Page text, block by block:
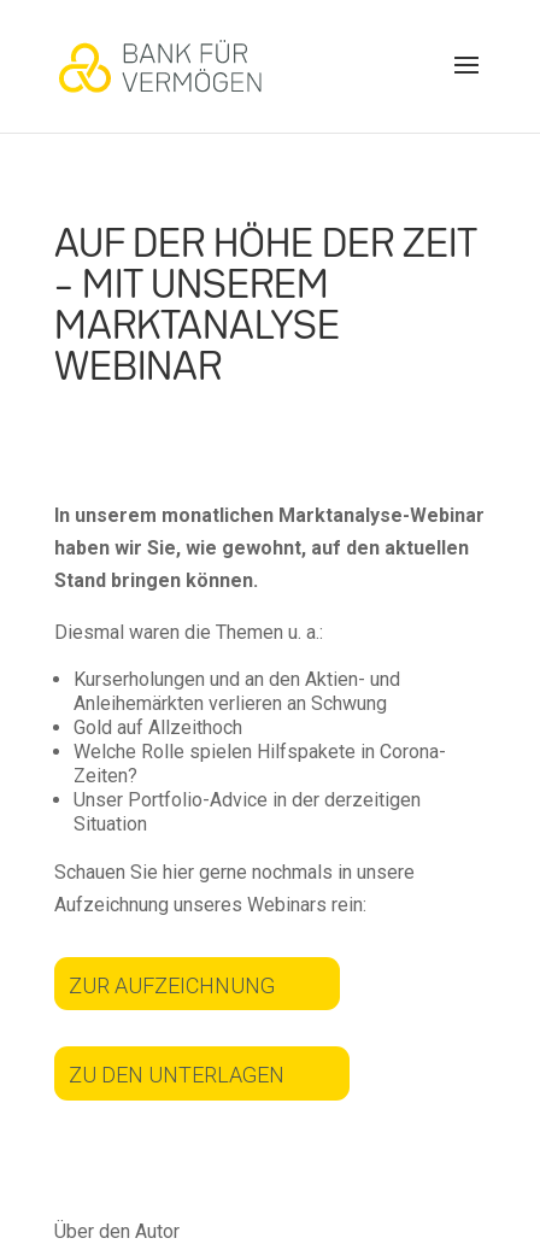
AUF DER HÖHE DER ZEIT
– MIT UNSEREM
MARKTANALYSE
WEBINAR
In unserem monatlichen Marktanalyse-Webinar
haben wir Sie, wie gewohnt, auf den aktuellen
Stand bringen können.
Diesmal waren die Themen u. a.:
Kurserholungen und an den Aktien- und
Anleihemärkten verlieren an Schwung
Gold auf Allzeithoch
Welche Rolle spielen Hilfspakete in Corona-
Zeiten?
Unser Portfolio-Advice in der derzeitigen
Situation
Schauen Sie hier gerne nochmals in unsere
Aufzeichnung unseres Webinars rein:
ZUR AUFZEICHNUNG
ZU DEN UNTERLAGEN
Über den Autor